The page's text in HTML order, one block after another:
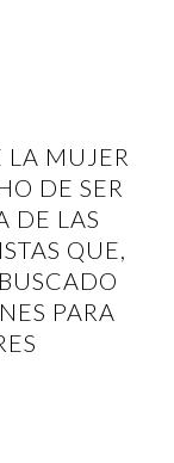
LA MUJER
DE SER
DE LAS
QUE,
PARA